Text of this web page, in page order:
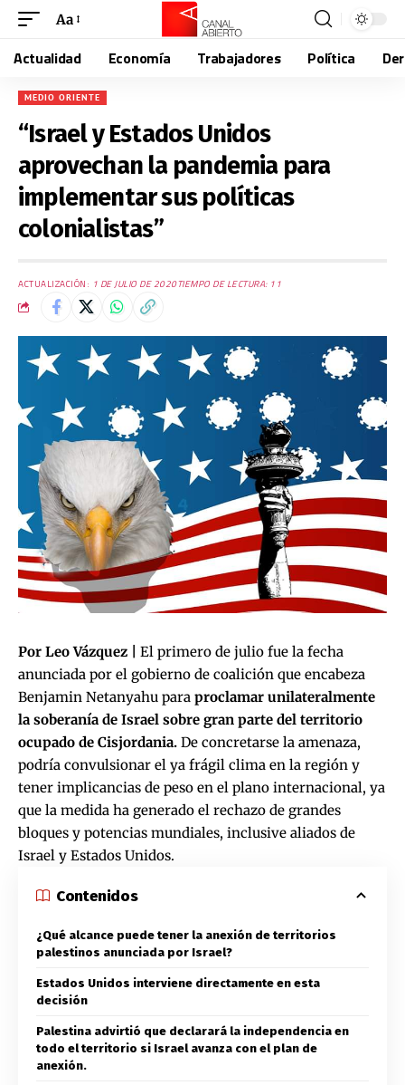
Aa
Actualidad Economía Trabajadores Política
MEDIO ORIENTE
“Israel y Estados Unidos
aprovechan la pandemia para
implementar sus políticas
colonialistas”
ACTUALIZACIÓN: 1 DE JULIO DE 2020TIEMPO DE LECTURA: 11
Por Leo Vázquez | El primero de julio fue la fecha
anunciada por el gobierno de coalición que encabeza
Benjamin Netanyahu para proclamar unilateralmente
la soberanía de Israel sobre gran parte del territorio
ocupado de Cisjordania. De concretarse la amenaza,
podría convulsionar el ya frágil clima en la región y
tener implicancias de peso en el plano internacional, ya
que la medida ha generado el rechazo de grandes
bloques y potencias mundiales, inclusive aliados de
Israel y Estados Unidos.
Contenidos
¿Qué alcance puede tener la anexión de territorios
palestinos anunciada por Israel?
Estados Unidos interviene directamente en esta
decisión
Palestina advirtió que declarará la independencia en
todo el territorio si Israel avanza con el plan de
anexión.